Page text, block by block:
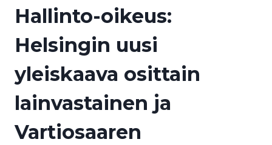
Hallinto-oikeus:
Helsingin uusi
yleiskaava osittain
lainvastainen ja
Vartiosaaren